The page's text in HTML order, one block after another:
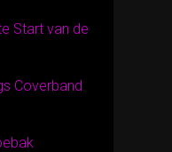
Start van de
Coverband